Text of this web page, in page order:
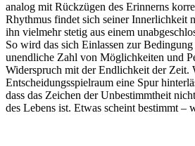
analog mit Rückzügen des Erinnerns
Rhythmus findet sich seiner Innerlichkeit
ihn vielmehr stetig aus einem
So wird das sich Einlassen zur
unendliche Zahl von Möglichkeiten und
Widerspruch mit der Endlichkeit der Zeit.
Entscheidungsspielraum eine Spur
dass das Zeichen der Unbestimmtheit
des Lebens ist. Etwas scheint bestimmt –